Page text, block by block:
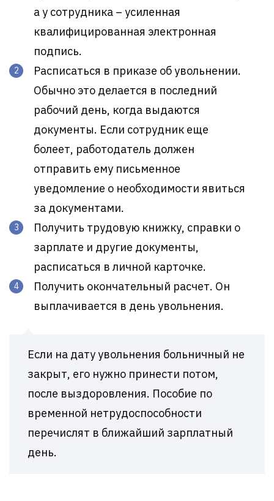
а у сотрудника – усиленная
квалифицированная электронная
подпись.
Расписаться в приказе об увольнении.
Обычно это делается в последний
рабочий день, когда выдаются
документы. Если сотрудник еще
болеет, работодатель должен
отправить ему письменное
уведомление о необходимости явиться
за документами.
Получить трудовую книжку, справки о
зарплате и другие документы,
расписаться в личной карточке.
Получить окончательный расчет. Он
выплачивается в день увольнения.
Если на дату увольнения больничный не
закрыт, его нужно принести потом,
после выздоровления. Пособие по
временной нетрудоспособности
перечислят в ближайший зарплатный
день.